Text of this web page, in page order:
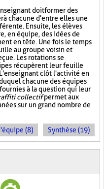
doit former des
à chacune d'entre elles une
Ensuite, les élèves
en équipe, des idées de
en tête. Une fois le temps
au groupe voisin et
Les rotations se
récupèrent leur feuille
clôt l'activité en
chacune des équipes
à la question qui leur
collectifpermet aux
sur un grand nombre de
(8) Synthèse (19)